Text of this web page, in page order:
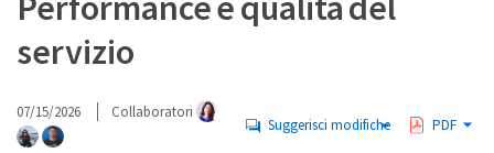
servizio
07/15/2026 Collaboratori
Suggerisci modifiche PDF